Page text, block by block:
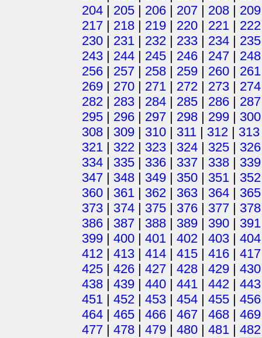
204 | 205 | 206 | 207 | 208 | 209
217 | 218 | 219 | 220 | 221 | 222
230 | 231 | 232 | 233 | 234 | 235
243 | 244 | 245 | 246 | 247 | 248
256 | 257 | 258 | 259 | 260 | 261
269 | 270 | 271 | 272 | 273 | 274
282 | 283 | 284 | 285 | 286 | 287
295 | 296 | 297 | 298 | 299 | 300
308 | 309 | 310 | 311 | 312 | 313
321 | 322 | 323 | 324 | 325 | 326
334 | 335 | 336 | 337 | 338 | 339
347 | 348 | 349 | 350 | 351 | 352
360 | 361 | 362 | 363 | 364 | 365
373 | 374 | 375 | 376 | 377 | 378
386 | 387 | 388 | 389 | 390 | 391
399 | 400 | 401 | 402 | 403 | 404
412 | 413 | 414 | 415 | 416 | 417
425 | 426 | 427 | 428 | 429 | 430
438 | 439 | 440 | 441 | 442 | 443
451 | 452 | 453 | 454 | 455 | 456
464 | 465 | 466 | 467 | 468 | 469
477 | 478 | 479 | 480 | 481 | 482